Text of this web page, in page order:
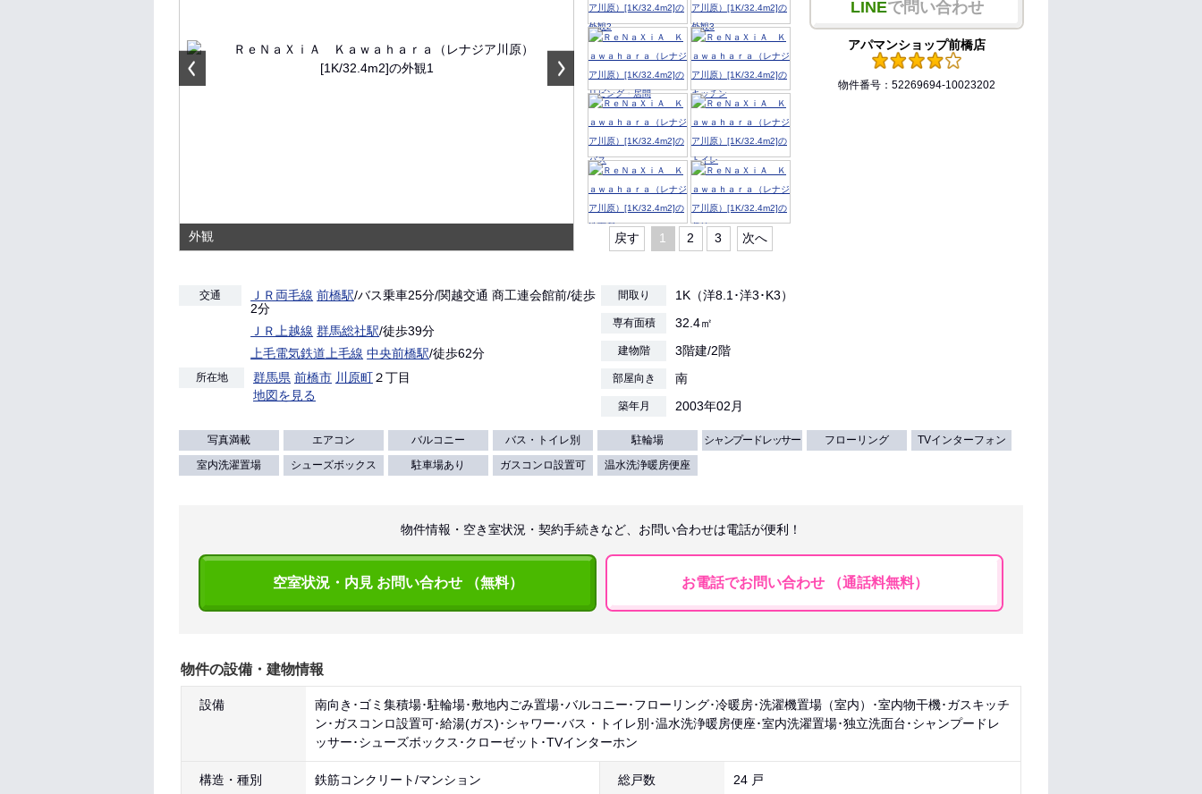
外観 戻す 1 2 3 次へ
LINEで問い合わせ
アパマンショップ前橋店
物件番号：52269694-10023202
交通 ＪＲ両毛線 前橋駅/バス乗車25分/関越交通 商工連会館前/徒歩
2分
ＪＲ上越線 群馬総社駅/徒歩39分
上毛電気鉄道上毛線 中央前橋駅/徒歩62分
所在地 群馬県 前橋市 川原町２丁目
地図を見る
間取り 1K（洋8.1･洋3･K3）
専有面積 32.4㎡
建物階 3階建/2階
部屋向き 南
築年月 2003年02月
写真満載 エアコン バルコニー バス・トイレ別 駐輪場 シャンプードレッサー フローリング
TVインターフォン
室内洗濯置場
シューズボックス 駐車場あり ガスコンロ設置可 温水洗浄暖房便座
物件情報・空き室状況・契約手続きなど、お問い合わせは電話が便利！
空室状況・内見 お問い合わせ （無料） お電話でお問い合わせ （通話料無料）
物件の設備・建物情報
設備
南向き･ゴミ集積場･駐輪場･敷地内ごみ置場･バルコニー･フローリング･冷暖房･洗濯機置場（室内）･室内物干機･ガスキッチ
ン･ガスコンロ設置可･給湯(ガス)･シャワー･バス・トイレ別･温水洗浄暖房便座･室内洗濯置場･独立洗面台･シャンプードレ
ッサー･シューズボックス･クローゼット･TVインターホン
構造・種別 鉄筋コンクリート/マンション 総戸数 24 戸